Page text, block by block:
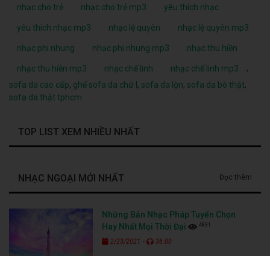
nhạc cho trẻ nhạc cho trẻ mp3 yêu thích nhạc
yêu thích nhạc mp3 nhạc lệ quyên nhạc lệ quyên mp3
nhạc phi nhung nhạc phi nhung mp3 nhạc thu hiền
nhạc thu hiền mp3 nhạc chế linh nhạc chế linh mp3
,
sofa da cao cấp, ghế sofa da chữ l , sofa da lộn, sofa da bò thật,
sofa da thật tphcm
TOP LIST XEM NHIỀU NHẤT
NHẠC NGOẠI MỚI NHẤT Đọc thêm
Những Bản Nhạc Pháp Tuyển Chọn
Hay Nhất Mọi Thời Đại
4831
2/23/2021 - 36:00